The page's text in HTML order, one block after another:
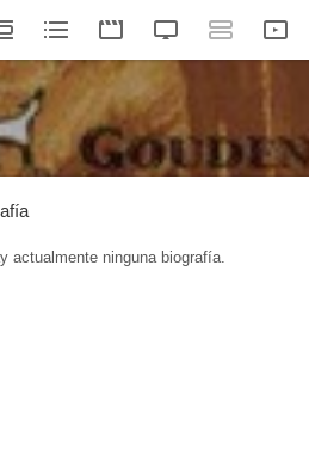
actualmente ninguna biografía.